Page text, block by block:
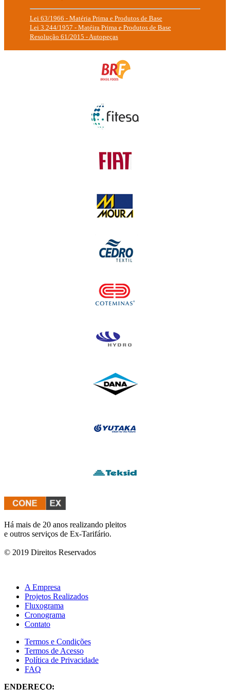
Lei 63/1966 - Matéria Prima e Produtos de Base
Lei 3.244/1957 - Matéira Prima e Produtos de Base
Resolução 61/2015 - Autopeças
Há mais de 20 anos realizando pleitos
e outros serviços de Ex-Tarifário.
© 2019 Direitos Reservados
A Empresa
Projetos Realizados
Fluxograma
Cronograma
Contato
Termos e Condições
Termos de Acesso
Política de Privacidade
FAQ
ENDEREÇO: